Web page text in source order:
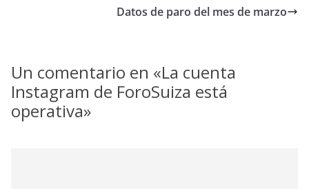
Datos de paro del mes de marzo
Un comentario en «La cuenta
Instagram de ForoSuiza está
operativa»